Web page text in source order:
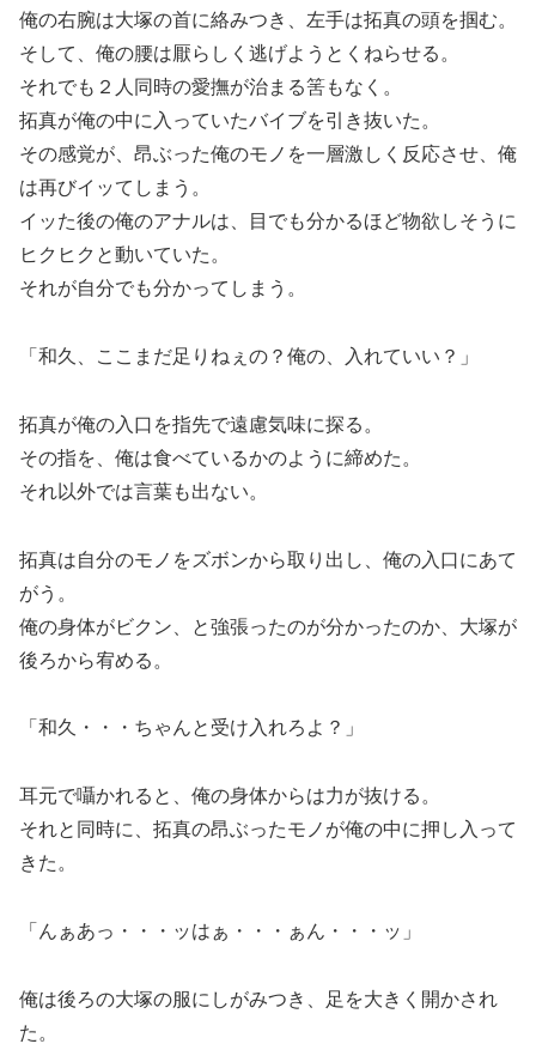
俺の右腕は大塚の首に絡みつき、左手は拓真の頭を掴む。
そして、俺の腰は厭らしく逃げようとくねらせる。
それでも２人同時の愛撫が治まる筈もなく。
拓真が俺の中に入っていたバイブを引き抜いた。
その感覚が、昂ぶった俺のモノを一層激しく反応させ、俺
は再びイッてしまう。
イッた後の俺のアナルは、目でも分かるほど物欲しそうに
ヒクヒクと動いていた。
それが自分でも分かってしまう。
「和久、ここまだ足りねぇの？俺の、入れていい？」
拓真が俺の入口を指先で遠慮気味に探る。
その指を、俺は食べているかのように締めた。
それ以外では言葉も出ない。
拓真は自分のモノをズボンから取り出し、俺の入口にあて
がう。
俺の身体がビクン、と強張ったのが分かったのか、大塚が
後ろから宥める。
「和久・・・ちゃんと受け入れろよ？」
耳元で囁かれると、俺の身体からは力が抜ける。
それと同時に、拓真の昂ぶったモノが俺の中に押し入って
きた。
「んぁあっ・・・ッはぁ・・・ぁん・・・ッ」
俺は後ろの大塚の服にしがみつき、足を大きく開かされ
た。